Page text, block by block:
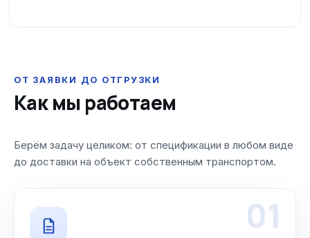
ОТ ЗАЯВКИ ДО ОТГРУЗКИ
Как мы работаем
Берём задачу целиком: от спецификации в любом виде
до доставки на объект собственным транспортом.
01